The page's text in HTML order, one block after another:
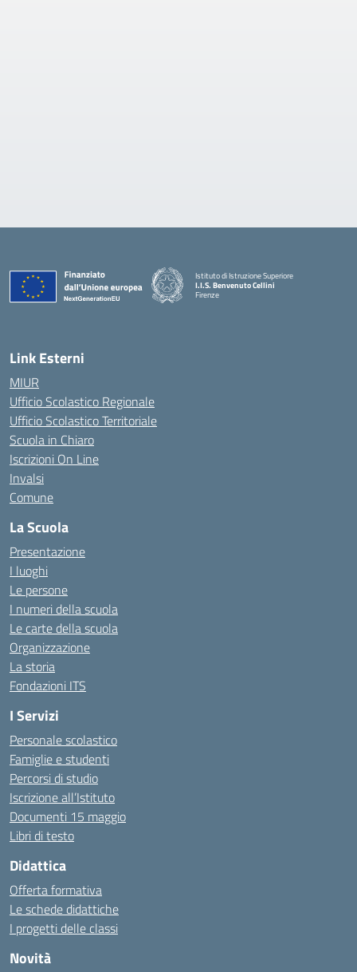
Istituto di Istruzione Superiore
I.I.S. Benvenuto Cellini
Firenze
Link Esterni
MIUR
Ufficio Scolastico Regionale
Ufficio Scolastico Territoriale
Scuola in Chiaro
Iscrizioni On Line
Invalsi
Comune
La Scuola
Presentazione
I luoghi
Le persone
I numeri della scuola
Le carte della scuola
Organizzazione
La storia
Fondazioni ITS
I Servizi
Personale scolastico
Famiglie e studenti
Percorsi di studio
Iscrizione all’Istituto
Documenti 15 maggio
Libri di testo
Didattica
Offerta formativa
Le schede didattiche
I progetti delle classi
Novità